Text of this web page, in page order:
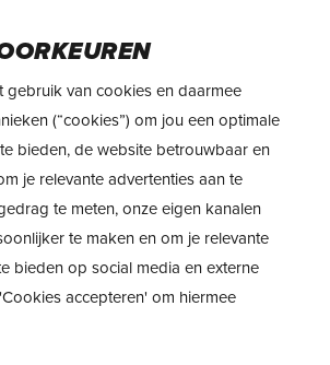
gebruik van cookies en daarmee
(“cookies”) om jou een optimale
bieden, de website betrouwbaar en
je relevante advertenties aan te
te meten, onze eigen kanalen
te maken en om je relevante
bieden op social media en externe
accepteren' om hiermee